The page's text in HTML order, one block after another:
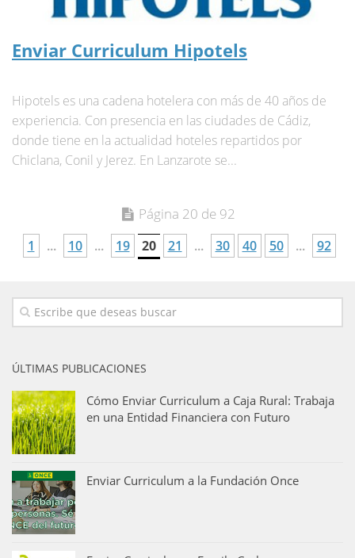
Enviar Curriculum Hipotels
Hipotels es una cadena hotelera con más de 40 años de
experiencia. Con presencia en las ciudades de Cádiz,
donde tiene en la actualidad hoteles repartidos por
Chiclana, Conil y Jerez. En Lanzarote se...
Página 20 de 92
1 ... 10 ... 19 20 21 ... 30 40 50 ... 92
ÚLTIMAS PUBLICACIONES
Cómo Enviar Curriculum a Caja Rural: Trabaja
en una Entidad Financiera con Futuro
Enviar Curriculum a la Fundación Once